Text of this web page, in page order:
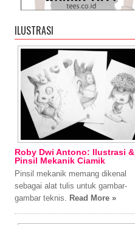
ILUSTRASI
Roby Dwi Antono: Ilustrasi &
Pinsil Mekanik Ciamik
Pinsil mekanik memang dikenal
sebagai alat tulis untuk gambar-
gambar teknis. Read More »